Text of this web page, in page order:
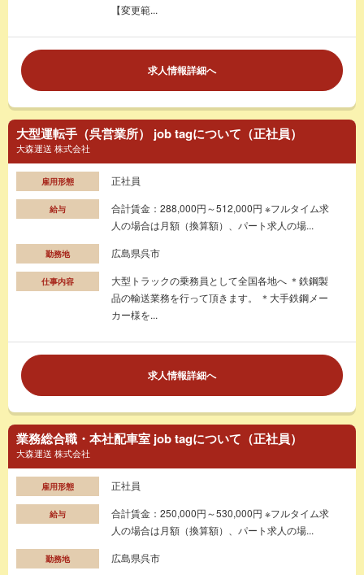
【変更範...
求人情報詳細へ
大型運転手（呉営業所） job tagについて（正社員）
大森運送 株式会社
雇用形態 正社員
給与
合計賃金：288,000円～512,000円 ※フルタイム求
人の場合は月額（換算額）、パート求人の場...
勤務地 広島県呉市
仕事内容
大型トラックの乗務員として全国各地へ ＊鉄鋼製
品の輸送業務を行って頂きます。 ＊大手鉄鋼メー
カー様を...
求人情報詳細へ
業務総合職・本社配車室 job tagについて（正社員）
大森運送 株式会社
雇用形態 正社員
給与
合計賃金：250,000円～530,000円 ※フルタイム求
人の場合は月額（換算額）、パート求人の場...
勤務地 広島県呉市